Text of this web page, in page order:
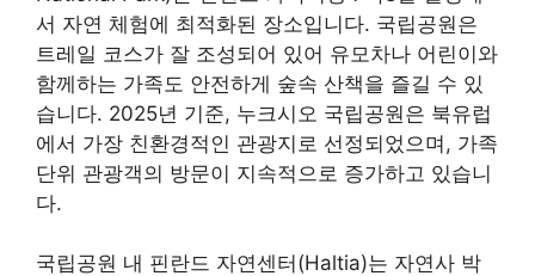
서 자연 체험에 최적화된 장소입니다. 국립공원은
트레일 코스가 잘 조성되어 있어 유모차나 어린이와
함께하는 가족도 안전하게 숲속 산책을 즐길 수 있
습니다. 2025년 기준, 누크시오 국립공원은 북유럽
에서 가장 친환경적인 관광지로 선정되었으며, 가족
단위 관광객의 방문이 지속적으로 증가하고 있습니
다.
국립공원 내 핀란드 자연센터(Haltia)는 자연사 박